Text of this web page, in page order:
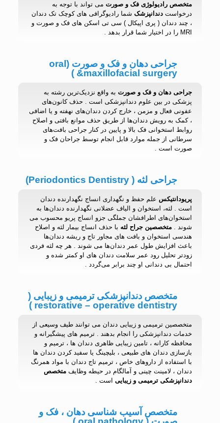
متخصص رادیولوژی فک و صورتمی تواند با توجه به
درخواست دندانپزشکشما رادیوگرافی های کوچک تک دندان
، چند دندان ( پری اپیکال ) سی تی اسکن های فک و صورت و
MRI را در اختیار شما قرار بدهد .
جراحی دهان و فک و صورت (oral
&maxillofacial surgery )
جراحی دهان و فک و صورتبه واقع نزدیک‌ترین رشته به
پزشکی در بین علوم دندانپزشكی است . حذف کانون‌های
عفونی فعال و مزمن ، خارج کردن دندان‌های نهفته و یا اضافی
، کمک به رویش دندان‌ها از طریق حذف موانع بافتی و اصلاح
روابط استخوانی فک بالا و پایین در کنار جراحی بافت‌های
سرطانی از جمله موارد قابل انجام توسط جراحان فک و
صورت است .
جراحی لثه ( Periodontics Dentistry)
پریودانتیکس علم حفظ و نگهداری انساج نگهدارنده دندان
است . لثه، استخوان و الیاف عضلانی نگهدارنده دندان‌ها به
استخوان‌های اطرافشان جملگی جزو انساج پریو محسوب می
شوند . متخصصین جراح لثه با حذف انساج بیمار لثه و اصلاح
هندسی استخوان و بافت های مجاور تاج و ریشه دندان‌ها
باعث افزایش طول عمر دندان‌ها می شوند . هر چه لثه فردی
زودتر تحلیل رود عمر سلامت دندان‌ های او کمتر شده و
احتمال بی دندانی او چند برابر می‌گردد .
متخصص دندانپزشکی ترمیمی و زیبایی (
restorative – operative dentistry )
متخصصین ترمیمی و زیبایی دندان می توانند طیف وسیعی از
خدمات دندانپزشکی را انجام بدهند . ترمیم های پیشگیرانه و
محافظه کارانه ، تامین زیبایی ظاهری دندان ها ، ترمیم و
بازسازی دندان های طبیعی ، بلیچینگ یا سفید کردن دندان ها
با استفاده از داروهای خاص ، ترمیم تاج دندان با مواد همرنگ
دندان ، لامینت چینی و آمالگام در حیطه وظایف متخصص
دندانپزشکی ترمیمی و زیباییاست .
متخصص آسیب شناسی دهان ، فک و